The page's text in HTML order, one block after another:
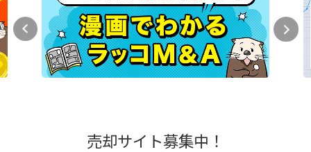
売却サイト募集中！